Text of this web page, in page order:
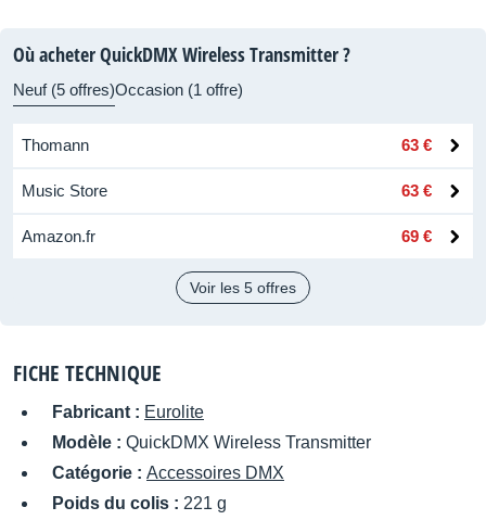
Où acheter QuickDMX Wireless Transmitter ?
Neuf (5 offres)Occasion (1 offre)
Thomann 63 €
Music Store 63 €
Amazon.fr 69 €
Voir les 5 offres
FICHE TECHNIQUE
Fabricant : Eurolite
Modèle : QuickDMX Wireless Transmitter
Catégorie : Accessoires DMX
Poids du colis : 221 g